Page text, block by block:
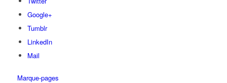
Google+
Tumblr
LinkedIn
Mail
Marque-pages